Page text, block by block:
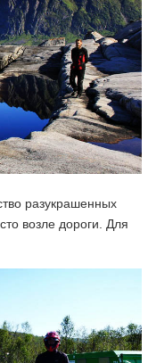
разукрашенных
возле дороги. Для